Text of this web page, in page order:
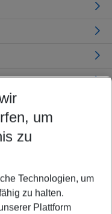
best
um
zu
Technologien, um
zu halten.
Plattform